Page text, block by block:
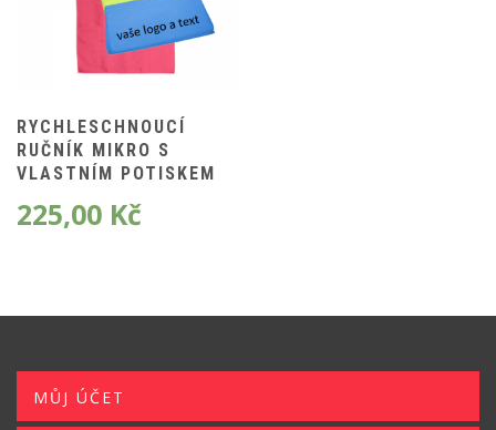
RYCHLESCHNOUCÍ
RUČNÍK MIKRO S
VLASTNÍM POTISKEM
225,00 Kč
MŮJ ÚČET